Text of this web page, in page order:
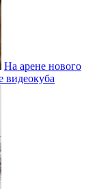
На арене нового
видеокуба